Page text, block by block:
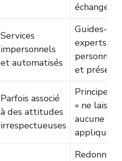
échanges
Services
impersonnels
et automatisés
Guides-
experts
et présents
Parfois associé
à des attitudes
irrespectueuses
Principe de
« ne laisser
aucune
appliqué
Redonne